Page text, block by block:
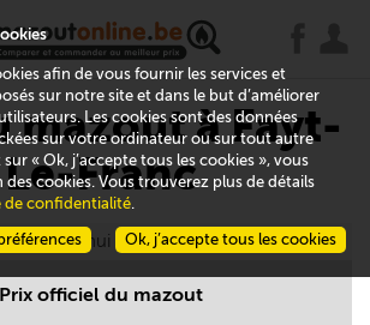
mazout à Fayt-
Le-Franc
Aujourd'hui le 08/08
Prix officiel du mazout
afin de vous fournir les services et
sur notre site et dans le but d’améliorer
Les cookies sont des données
sur votre ordinateur ou sur tout autre
« Ok, j’accepte tous les cookies », vous
des cookies. Vous trouverez plus de détails
de confidentialité.
Ok, j’accepte tous les cookies